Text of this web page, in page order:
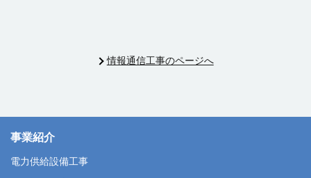
情報通信工事のページへ
事業紹介
電力供給設備工事